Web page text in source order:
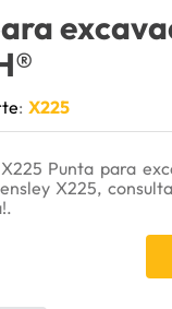
: X225
Punta para
X225,